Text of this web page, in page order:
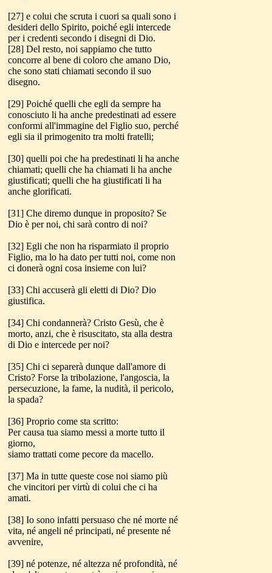
[27] e colui che scruta i cuori sa quali sono i
desideri dello Spirito, poiché egli intercede
per i credenti secondo i disegni di Dio.
[28] Del resto, noi sappiamo che tutto
concorre al bene di coloro che amano Dio,
che sono stati chiamati secondo il suo
disegno.
[29] Poiché quelli che egli da sempre ha
conosciuto li ha anche predestinati ad essere
conformi all'immagine del Figlio suo, perché
egli sia il primogenito tra molti fratelli;
[30] quelli poi che ha predestinati li ha anche
chiamati; quelli che ha chiamati li ha anche
giustificati; quelli che ha giustificati li ha
anche glorificati.
[31] Che diremo dunque in proposito? Se
Dio è per noi, chi sarà contro di noi?
[32] Egli che non ha risparmiato il proprio
Figlio, ma lo ha dato per tutti noi, come non
ci donerà ogni cosa insieme con lui?
[33] Chi accuserà gli eletti di Dio? Dio
giustifica.
[34] Chi condannerà? Cristo Gesù, che è
morto, anzi, che è risuscitato, sta alla destra
di Dio e intercede per noi?
[35] Chi ci separerà dunque dall'amore di
Cristo? Forse la tribolazione, l'angoscia, la
persecuzione, la fame, la nudità, il pericolo,
la spada?
[36] Proprio come sta scritto:
Per causa tua siamo messi a morte tutto il
giorno,
siamo trattati come pecore da macello.
[37] Ma in tutte queste cose noi siamo più
che vincitori per virtù di colui che ci ha
amati.
[38] Io sono infatti persuaso che né morte né
vita, né angeli né principati, né presente né
avvenire,
[39] né potenze, né altezza né profondità, né